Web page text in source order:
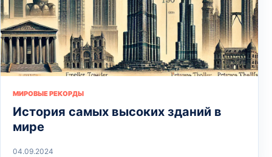
МИРОВЫЕ РЕКОРДЫ
История самых высоких зданий в
мире
04.09.2024